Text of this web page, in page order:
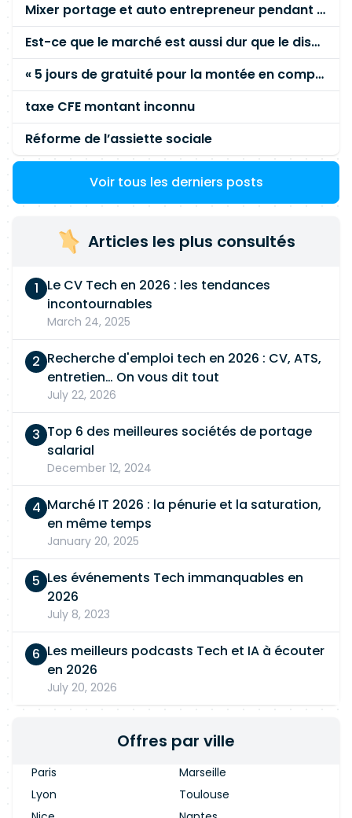
Mixer portage et auto entrepreneur pendant des années - quel risque ?
Est-ce que le marché est aussi dur que le disent les commerciaux ?
« 5 jours de gratuité pour la montée en compétence »
taxe CFE montant inconnu
Réforme de l’assiette sociale
Voir tous les derniers posts
Articles les plus consultés
Le CV Tech en 2026 : les tendances
incontournables
March 24, 2025
Recherche d'emploi tech en 2026 : CV, ATS,
entretien… On vous dit tout
July 22, 2026
Top 6 des meilleures sociétés de portage
salarial
December 12, 2024
Marché IT 2026 : la pénurie et la saturation,
en même temps
January 20, 2025
Les événements Tech immanquables en
2026
July 8, 2023
Les meilleurs podcasts Tech et IA à écouter
en 2026
July 20, 2026
Offres par ville
Paris
Marseille
Lyon
Toulouse